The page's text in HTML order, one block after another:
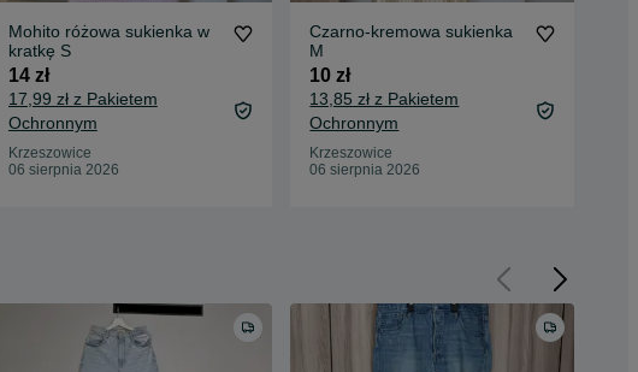
Mohito różowa sukienka w
kratkę S
14 zł
17,99 zł z Pakietem
Ochronnym
Krzeszowice
06 sierpnia 2026
Czarno-kremowa sukienka
M
10 zł
13,85 zł z Pakietem
Ochronnym
Krzeszowice
06 sierpnia 2026